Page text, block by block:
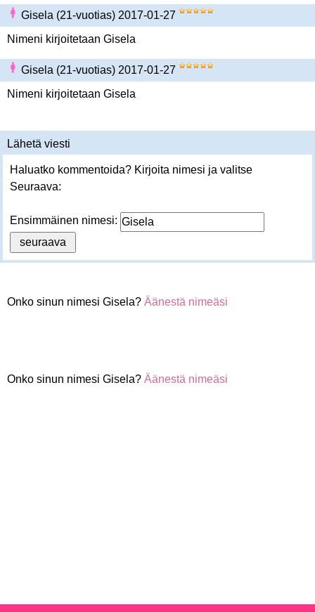
Gisela (21-vuotias) 2017-01-27
Nimeni kirjoitetaan Gisela
Gisela (21-vuotias) 2017-01-27
Nimeni kirjoitetaan Gisela
Lähetä viesti
Haluatko kommentoida? Kirjoita nimesi ja valitse
Seuraava:
Ensimmäinen nimesi:
Onko sinun nimesi Gisela? Äänestä nimeäsi
Onko sinun nimesi Gisela? Äänestä nimeäsi